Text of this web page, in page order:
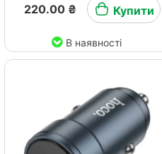
220.00 ₴ Купити
В наявності